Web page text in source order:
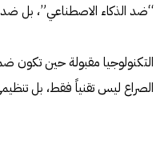
“ضد الذكاء الاصطناعي”، بل ضد
التكنولوجيا مقبولة حين تكون
الصراع ليس تقنياً فقط، بل